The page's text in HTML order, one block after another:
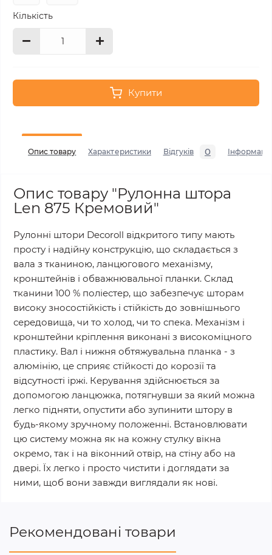
Кількість
Купити
Опис товару Характеристики Відгуків 0 Інформація
Опис товару "Рулонна штора
Len 875 Кремовий"
Рулонні штори Decoroll відкритого типу мають
просту і надійну конструкцію, що складається з
вала з тканиною, ланцюгового механізму,
кронштейнів і обважнювальної планки. Склад
тканини 100 % поліестер, що забезпечує шторам
високу зносостійкість і стійкість до зовнішнього
середовища, чи то холод, чи то спека. Механізм і
кронштейни кріплення виконані з високоміцного
пластику. Вал і нижня обтяжувальна планка - з
алюмінію, це сприяє стійкості до корозії та
відсутності іржі. Керування здійснюється за
допомогою ланцюжка, потягнувши за який можна
легко підняти, опустити або зупинити штору в
будь-якому зручному положенні. Встановлювати
цю систему можна як на кожну стулку вікна
окремо, так і на віконний отвір, на стіну або на
двері. Їх легко і просто чистити і доглядати за
ними, щоб вони завжди виглядали як нові.
Рекомендовані товари